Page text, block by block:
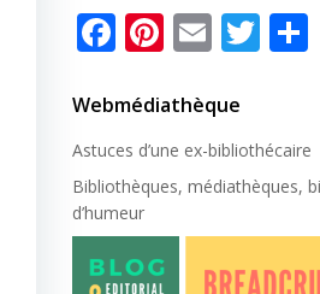
Facebook
Pinterest
Email
Webmédiathèque
Astuces d’une ex-bibliothécaire
Bibliothèques, médiathèques,
d’humeur